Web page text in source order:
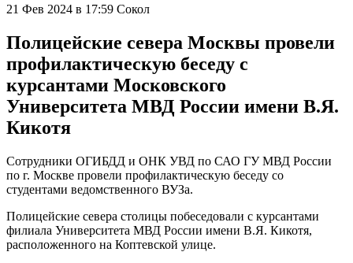
21 Фев 2024 в 17:59 Сокол
Полицейские севера Москвы провели
профилактическую беседу с
курсантами Московского
Университета МВД России имени В.Я.
Кикотя
Сотрудники ОГИБДД и ОНК УВД по САО ГУ МВД России
по г. Москве провели профилактическую беседу со
студентами ведомственного ВУЗа.
Полицейские севера столицы побеседовали с курсантами
филиала Университета МВД России имени В.Я. Кикотя,
расположенного на Коптевской улице.